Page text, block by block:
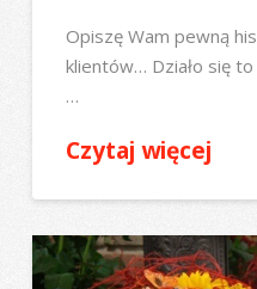
Opiszę Wam pewną
klientów… Działo się
…
Czytaj więcej